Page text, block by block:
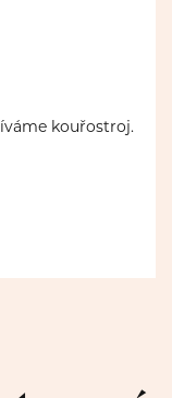
kouřostroj.